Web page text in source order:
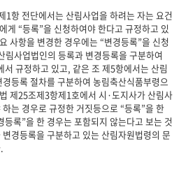
게 “등록”을 신청하여야 한다고 규정하고 있
사항을 변경한 경우에는 “변경등록”을 신청
림사업법인의 등록과 변경등록을 구분하여
서 규정하고 있고, 같은 조 제5항에서는 산림
등록 절차를 구분하여 농림축산식품부령으
제25조제3항제1호에서 시·도지사가 산림사
는 경우로 규정한 거짓등으로 “등록”을 한
등록”을 한 경우는 포함되지 않는다고 보는 것
경등록을 구분하고 있는 산림자원법령의 문